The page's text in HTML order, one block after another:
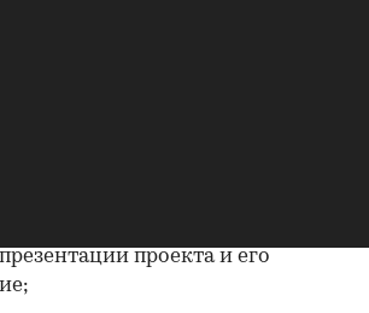
проекта и его